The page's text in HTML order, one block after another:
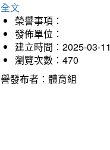
文
榮譽事項：
發佈單位：
建立時間：2025-03-11
瀏覽次數：470
發布者：體育組